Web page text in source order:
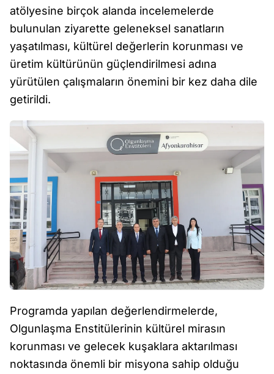
atölyesine birçok alanda incelemelerde
bulunulan ziyarette geleneksel sanatların
yaşatılması, kültürel değerlerin korunması ve
üretim kültürünün güçlendirilmesi adına
yürütülen çalışmaların önemini bir kez daha dile
getirildi.
Programda yapılan değerlendirmelerde,
Olgunlaşma Enstitülerinin kültürel mirasın
korunması ve gelecek kuşaklara aktarılması
noktasında önemli bir misyona sahip olduğu